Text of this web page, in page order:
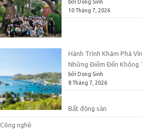
bởi Dong Sinh
10 Tháng 7, 2026
Hành Trình Khám Phá
Những Điểm Đến Không
bởi Dong Sinh
8 Tháng 7, 2026
Bất động sản
Công nghệ